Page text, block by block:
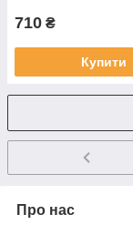
710 ₴
Купити
Про нас